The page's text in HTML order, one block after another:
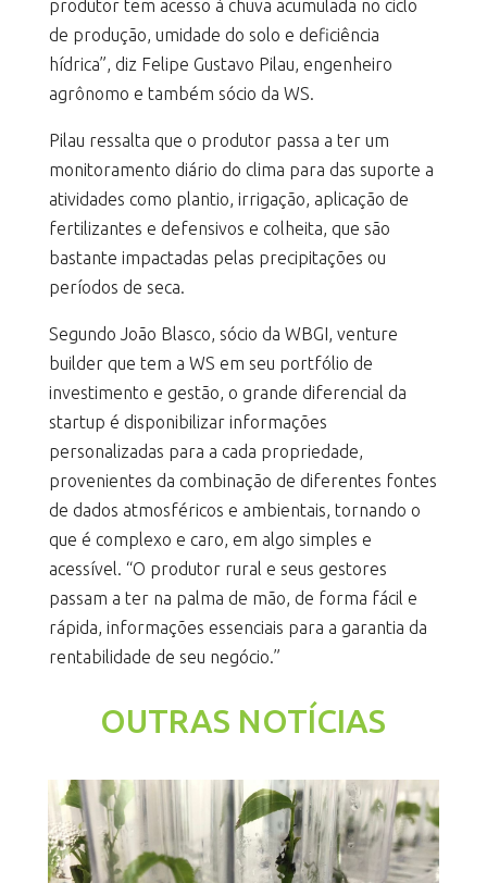
produtor tem acesso à chuva acumulada no ciclo
de produção, umidade do solo e deficiência
hídrica”, diz Felipe Gustavo Pilau, engenheiro
agrônomo e também sócio da WS.
Pilau ressalta que o produtor passa a ter um
monitoramento diário do clima para das suporte a
atividades como plantio, irrigação, aplicação de
fertilizantes e defensivos e colheita, que são
bastante impactadas pelas precipitações ou
períodos de seca.
Segundo João Blasco, sócio da WBGI, venture
builder que tem a WS em seu portfólio de
investimento e gestão, o grande diferencial da
startup é disponibilizar informações
personalizadas para a cada propriedade,
provenientes da combinação de diferentes fontes
de dados atmosféricos e ambientais, tornando o
que é complexo e caro, em algo simples e
acessível. “O produtor rural e seus gestores
passam a ter na palma de mão, de forma fácil e
rápida, informações essenciais para a garantia da
rentabilidade de seu negócio.”
OUTRAS NOTÍCIAS